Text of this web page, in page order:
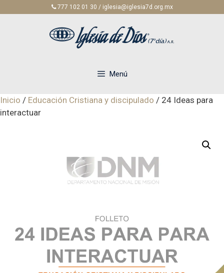
777 102 01 30 / iglesia@iglesia7d.org.mx
Menú
Inicio / Educación Cristiana y discipulado / 24 Ideas para
interactuar